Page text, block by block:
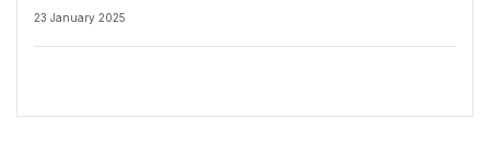
23 January 2025